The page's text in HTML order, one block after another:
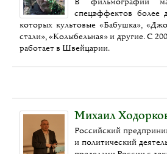
спецэффектов более
которых культовые «Бабушка»,
стали», «Колыбельная» и другие. С
работает в Швейцарии.
Михаил
Российский
и политический